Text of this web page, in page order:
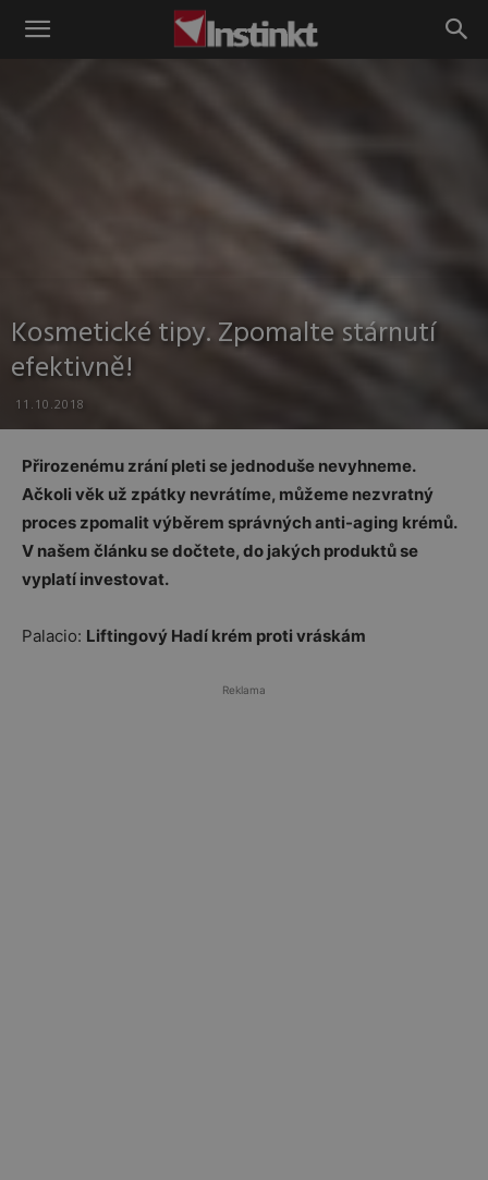
Instinkt
Kosmetické tipy. Zpomalte stárnutí
efektivně!
11.10.2018
Přirozenému zrání pleti se jednoduše nevyhneme.
Ačkoli věk už zpátky nevrátíme, můžeme nezvratný
proces zpomalit výběrem správných anti-aging krémů.
V našem článku se dočtete, do jakých produktů se
vyplatí investovat.
Palacio: Liftingový Hadí krém proti vráskám
Reklama